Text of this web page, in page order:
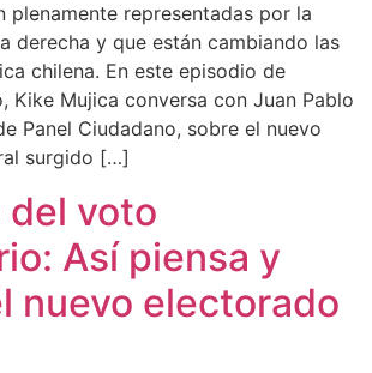
plenamente representadas por la
derecha y que están cambiando las
chilena. En este episodio de
Kike Mujica conversa con Juan Pablo
Panel Ciudadano, sobre el nuevo
surgido […]
del voto
Así piensa y
nuevo electorado